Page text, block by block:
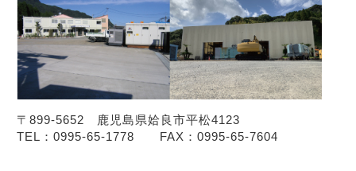
〒899-5652 鹿児島県姶良市平松4123
TEL：0995-65-1778 FAX：0995-65-7604